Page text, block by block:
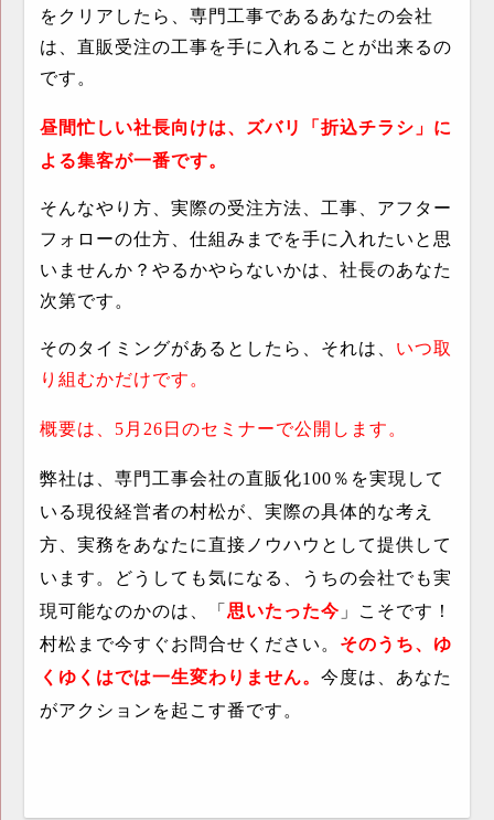
をクリアしたら、専門工事であるあなたの会社
は、直販受注の工事を手に入れることが出来るの
です。
昼間忙しい社長向けは、ズバリ「折込チラシ」に
よる集客が一番です。
そんなやり方、実際の受注方法、工事、アフター
フォローの仕方、仕組みまでを手に入れたいと思
いませんか？やるかやらないかは、社長のあなた
次第です。
そのタイミングがあるとしたら、それは、 いつ取
り組むかだけです。
概要は、 5 月 26 日のセミナーで公開します。
弊社は、専門工事会社の直販化100 ％を実現して
いる現役経営者の村松が、実際の具体的な考え
方、実務をあなたに直接ノウハウとして提供して
います。どうしても気になる、うちの会社でも実
現可能なのかのは、「 思いたった今 」こそです！
村松まで今すぐお問合せください。 そのうち、ゆ
くゆくはでは一生変わりません。 今度は、あなた
がアクションを起こす番です。